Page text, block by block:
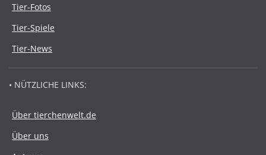
Tier-Fotos
Tier-Spiele
Tier-News
• NÜTZLICHE LINKS:
Über tierchenwelt.de
Über uns